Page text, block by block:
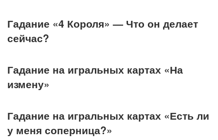
Гадание «4 Короля» — Что он делает
сейчас?
Гадание на игральных картах «На
измену»
Гадание на игральных картах «Есть ли
у меня соперница?»